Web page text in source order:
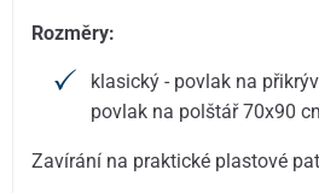
Rozměry:
klasický - povlak na
povlak na polštář 70x90
Zavírání na praktické plastové